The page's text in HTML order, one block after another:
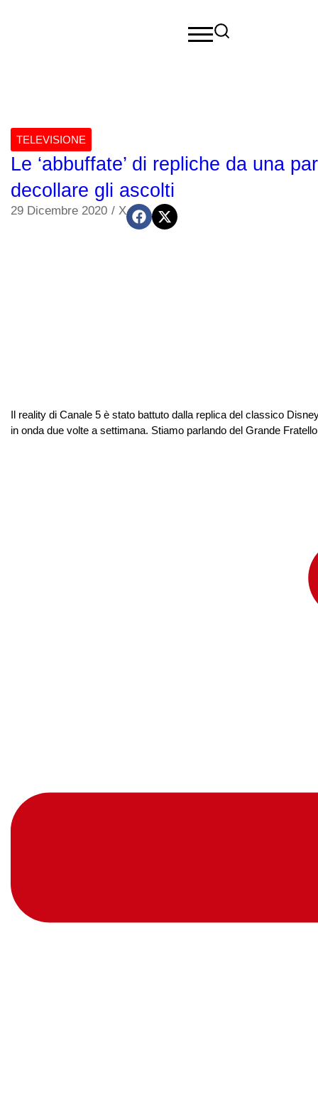
TELEVISIONE
Le ‘abbuffate’ di repliche da una
decollare gli ascolti
29 Dicembre 2020 / X
Il reality di Canale 5 è stato battuto dalla replica del classico
in onda due volte a settimana. Stiamo parlando del Grande